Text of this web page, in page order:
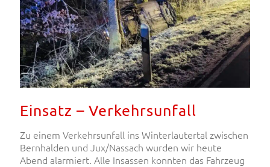
Einsatz – Verkehrsunfall
Zu einem Verkehrsunfall ins Winterlautertal zwischen
Bernhalden und Jux/Nassach wurden wir heute
Abend alarmiert. Alle Insassen konnten das Fahrzeug